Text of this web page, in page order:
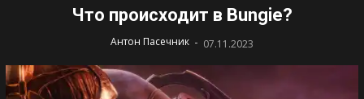
Что происходит в Bungie?
Антон Пасечник - 07.11.2023